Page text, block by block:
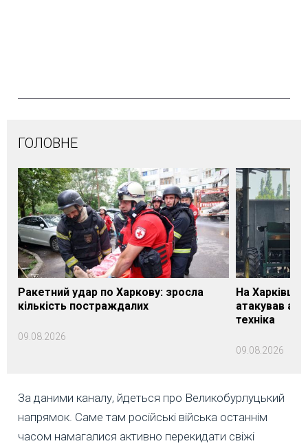
ГОЛОВНЕ
Ракетний удар по Харкову: зросла
кількість постраждалих
09.08.2026
На
атакував
техніка
09.08.2026
За даними каналу, йдеться про Великобурлуцький
напрямок. Саме там російські війська останнім
часом намагалися активно перекидати свіжі